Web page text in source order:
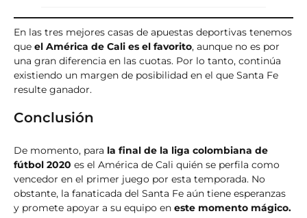
En las tres mejores casas de apuestas deportivas tenemos
que el América de Cali es el favorito, aunque no es por
una gran diferencia en las cuotas. Por lo tanto, continúa
existiendo un margen de posibilidad en el que Santa Fe
resulte ganador.
Conclusión
De momento, para la final de la liga colombiana de
fútbol 2020 es el América de Cali quién se perfila como
vencedor en el primer juego por esta temporada. No
obstante, la fanaticada del Santa Fe aún tiene esperanzas
y promete apoyar a su equipo en este momento mágico.